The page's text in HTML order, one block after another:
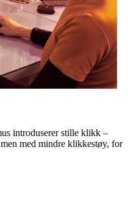
introduserer stille klikk –
med mindre klikkestøy, for